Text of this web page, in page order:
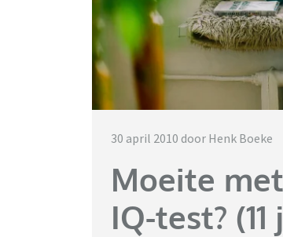
30 april 2010 door Henk Boeke
Moeite
IQ-test? (11